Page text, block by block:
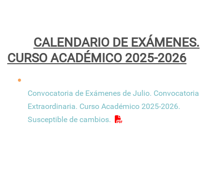
CALENDARIO DE EXÁMENES.
CURSO ACADÉMICO 2025-2026
Convocatoria de Exámenes de Julio. Convocatoria
Extraordinaria. Curso Académico 2025-2026.
Susceptible de cambios.